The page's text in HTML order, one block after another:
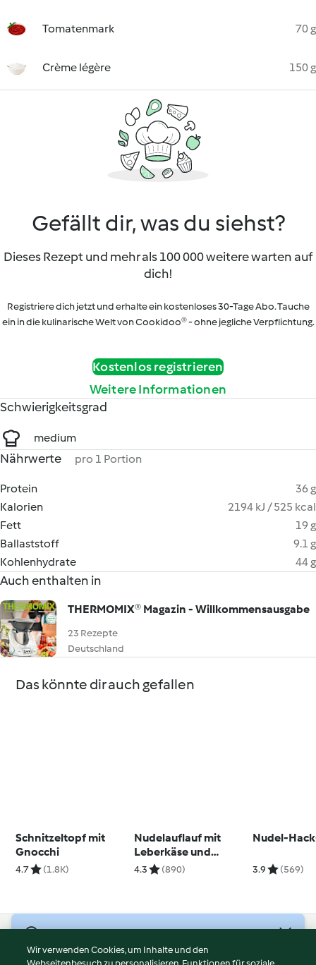
Tomatenmark 70 g
Crème légère 150 g
Gefällt dir, was du siehst?
Dieses Rezept und mehr als 100 000 weitere warten auf
dich!
Registriere dich jetzt und erhalte ein kostenloses 30-Tage Abo. Tauche
ein in die kulinarische Welt von Cookidoo® - ohne jegliche Verpflichtung.
Kostenlos registrieren
Weitere Informationen
Schwierigkeitsgrad
medium
Nährwerte pro 1 Portion
Protein
36 g
Kalorien
2194 kJ / 525 kcal
Fett
19 g
Ballaststoff
9.1 g
Kohlenhydrate
44 g
Auch enthalten in
THERMOMIX® Magazin - Willkommensausgabe
23 Rezepte
Deutschland
Das könnte dir auch gefallen
Schnitzeltopf mit
Gnocchi
4.7 (1.8K)
Nudelauflauf mit
Leberkäse und
Spiegelei
4.3 (890)
Nudel-
3.9 (569)
Wir verwenden Cookies, um Inhalte und den